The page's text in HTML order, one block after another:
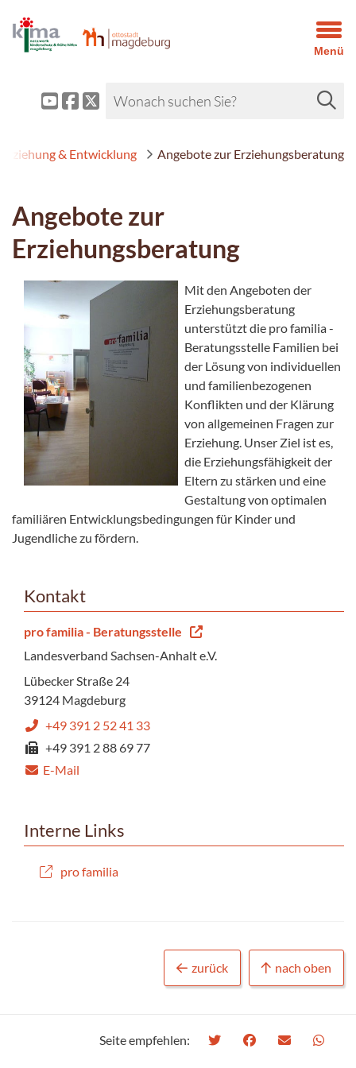
Menü
Erziehung & Entwicklung Angebote zur Erziehungsberatung
Angebote zur
Erziehungsberatung
Mit den Angeboten der
Erziehungsberatung
unterstützt die pro familia -
Beratungsstelle Familien bei
der Lösung von individuellen
und familienbezogenen
Konflikten und der Klärung
von allgemeinen Fragen zur
Erziehung. Unser Ziel ist es,
die Erziehungsfähigkeit der
Eltern zu stärken und eine
Gestaltung von optimalen
familiären Entwicklungsbedingungen für Kinder und
Jugendliche zu fördern.
Kontakt
pro familia - Beratungsstelle
Landesverband Sachsen-Anhalt e.V.
Lübecker Straße 24
39124 Magdeburg
+49 391 2 52 41 33
+49 391 2 88 69 77
E-Mail
Interne Links
pro familia
zurück nach oben
Seite empfehlen: